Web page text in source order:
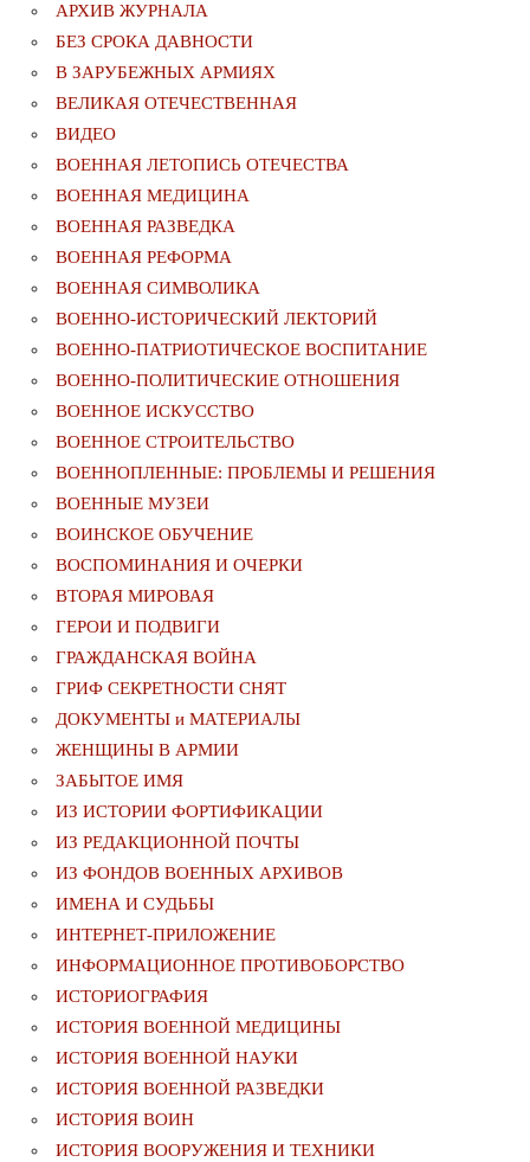
АРХИВ ЖУРНАЛА
БЕЗ СРОКА ДАВНОСТИ
В ЗАРУБЕЖНЫХ АРМИЯХ
ВЕЛИКАЯ ОТЕЧЕСТВЕННАЯ
ВИДЕО
ВОЕННАЯ ЛЕТОПИСЬ ОТЕЧЕСТВА
ВОЕННАЯ МЕДИЦИНА
ВОЕННАЯ РАЗВЕДКА
ВОЕННАЯ РЕФОРМА
ВОЕННАЯ СИМВОЛИКА
ВОЕННО-ИСТОРИЧЕСКИЙ ЛЕКТОРИЙ
ВОЕННО-ПАТРИОТИЧЕСКОЕ ВОСПИТАНИЕ
ВОЕННО-ПОЛИТИЧЕСКИE ОТНОШЕНИЯ
ВОЕННОЕ ИСКУССТВО
ВОЕННОЕ СТРОИТЕЛЬСТВО
ВОЕННОПЛЕННЫЕ: ПРОБЛЕМЫ И РЕШЕНИЯ
ВОЕННЫЕ МУЗЕИ
ВОИНСКОЕ ОБУЧЕНИЕ
ВОСПОМИНАНИЯ И ОЧЕРКИ
ВТОРАЯ МИРОВАЯ
ГЕРОИ И ПОДВИГИ
ГРАЖДАНСКАЯ ВОЙНА
ГРИФ СЕКРЕТНОСТИ СНЯТ
ДОКУМЕНТЫ и МАТЕРИАЛЫ
ЖЕНЩИНЫ В АРМИИ
ЗАБЫТОЕ ИМЯ
ИЗ ИСТОРИИ ФОРТИФИКАЦИИ
ИЗ РЕДАКЦИОННОЙ ПОЧТЫ
ИЗ ФОНДОВ ВОЕННЫХ АРХИВОВ
ИМЕНА И СУДЬБЫ
ИНТЕРНЕТ-ПРИЛОЖЕНИЕ
ИНФОРМАЦИОННОЕ ПРОТИВОБОРСТВО
ИСТОРИОГРАФИЯ
ИСТОРИЯ ВОЕННОЙ МЕДИЦИНЫ
ИСТОРИЯ ВОЕННОЙ НАУКИ
ИСТОРИЯ ВОЕННОЙ РАЗВЕДКИ
ИСТОРИЯ ВОИН
ИСТОРИЯ ВООРУЖЕНИЯ И ТЕХНИКИ